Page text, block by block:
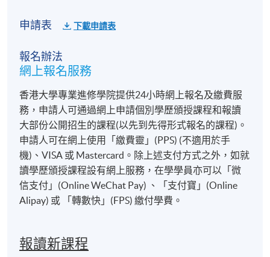
申請表 下載申請表
報名辦法
網上報名服務
香港大學專業進修學院提供24小時網上報名及繳費服
務，申請人可通過網上申請個別學歷頒授課程和報讀
大部份公開招生的課程(以先到先得形式報名的課程)。
申請人可在網上使用「繳費靈」(PPS) (不適用於手
機)、VISA 或 Mastercard。除上述支付方式之外，如就
讀學歷頒授課程設有網上服務，在學學員亦可以「微
信支付」(Online WeChat Pay) 、「支付寶」(Online
Alipay) 或 「轉數快」(FPS) 繳付學費。
報讀新課程